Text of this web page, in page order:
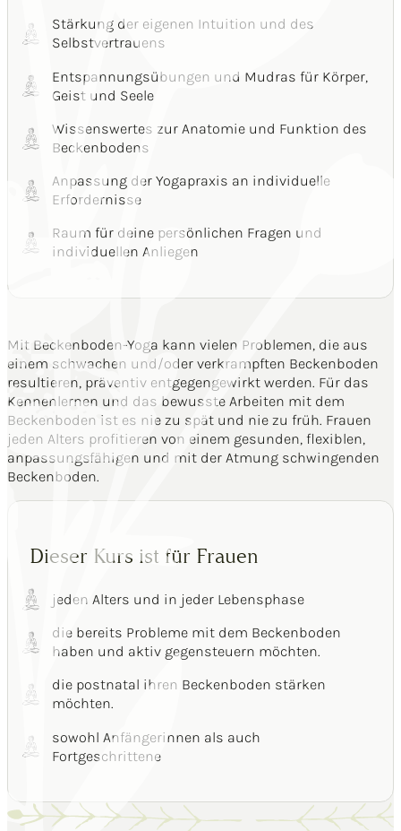
Stärkung der eigenen Intuition und des
Selbstvertrauens
Entspannungsübungen und Mudras für Körper,
Geist und Seele
Wissenswertes zur Anatomie und Funktion des
Beckenbodens
Anpassung der Yogapraxis an individuelle
Erfordernisse
Raum für deine persönlichen Fragen und
individuellen Anliegen
Mit Beckenboden-Yoga kann vielen Problemen, die aus
einem schwachen und/oder verkrampften Beckenboden
resultieren, präventiv entgegengewirkt werden. Für das
Kennenlernen und das bewusste Arbeiten mit dem
Beckenboden ist es nie zu spät und nie zu früh. Frauen
jeden Alters profitieren von einem gesunden, flexiblen,
anpassungsfähigen und mit der Atmung schwingenden
Beckenboden.
Dieser Kurs ist für Frauen
jeden Alters und in jeder Lebensphase
die bereits Probleme mit dem Beckenboden
haben und aktiv gegensteuern möchten.
die postnatal ihren Beckenboden stärken
möchten.
sowohl Anfängerinnen als auch
Fortgeschrittene